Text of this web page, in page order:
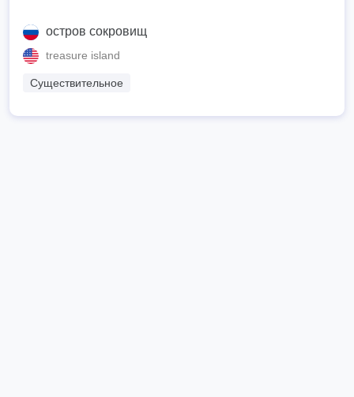
остров сокровищ
treasure island
Существительное